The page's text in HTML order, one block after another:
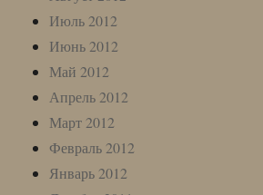
Июль 2012
Июнь 2012
Май 2012
Апрель 2012
Март 2012
Февраль 2012
Январь 2012